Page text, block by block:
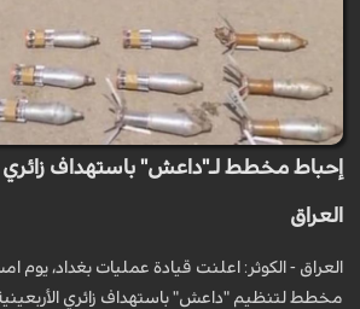
إحباط مخطط لـ"داعش" باستهداف زائري
العراق
العراق - الكوثر: اعلنت قيادة عمليات بغداد، يوم
مخطط لتنظيم "داعش" باستهداف زائري